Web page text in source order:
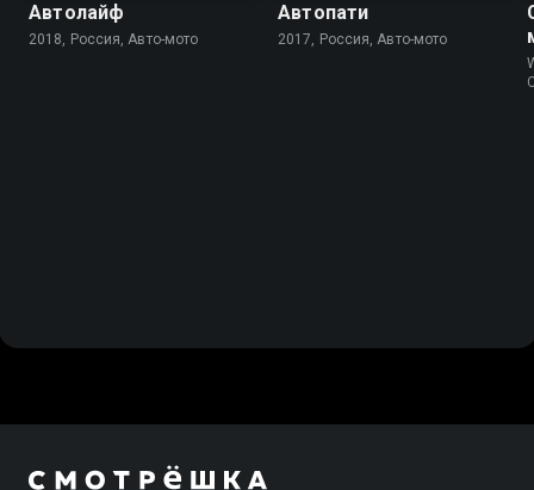
Автолайф
2018, Россия, Авто-мото
Автопати
2017, Россия, Авто-мото